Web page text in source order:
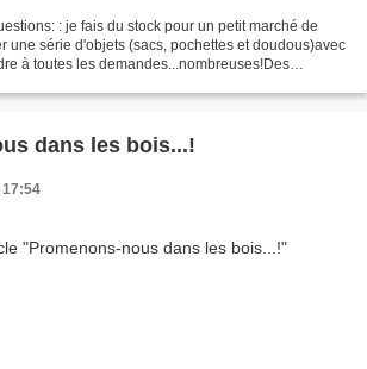
: je fais du stock pour un petit marché de
une série d'objets (sacs, pochettes et doudous)avec
à toutes les demandes...nombreuses!Des
dans les bois...!
17:54